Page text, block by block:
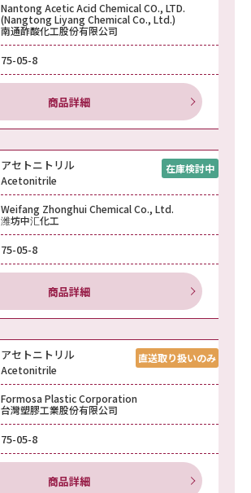
Nantong Acetic Acid Chemical CO., LTD.
(Nangtong Liyang Chemical Co., Ltd.)
南通酢酸化工股份有限公司
75-05-8
商品詳細
アセトニトリル
Acetonitrile
Weifang Zhonghui Chemical Co., Ltd.
潍坊中汇化工
75-05-8
商品詳細
アセトニトリル
Acetonitrile
Formosa Plastic Corporation
台灣塑膠工業股份有限公司
75-05-8
商品詳細